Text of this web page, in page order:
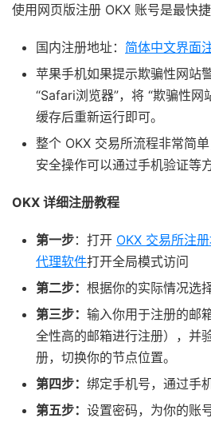
使用网页版注册 OKX 账号是最快
国内注册地址： 简体中文界面
苹果手机如果提示欺骗性网站
“Safari浏览器”，将 “欺骗性
缓存后重新运行即可。
整个 OKX 交易所流程非常简
安全操作可以通过手机验证等
OKX 详细注册教程
第一步：打开 OKX 交易所注
代理软件打开全局模式访问
第二步： 根据你的实际情况选
第三步： 输入你用于注册的邮
全性高的邮箱进行注册），并
册，切换你的节点位置。
第四步： 绑定手机号，通过手
第五步： 设置密码，为你的账